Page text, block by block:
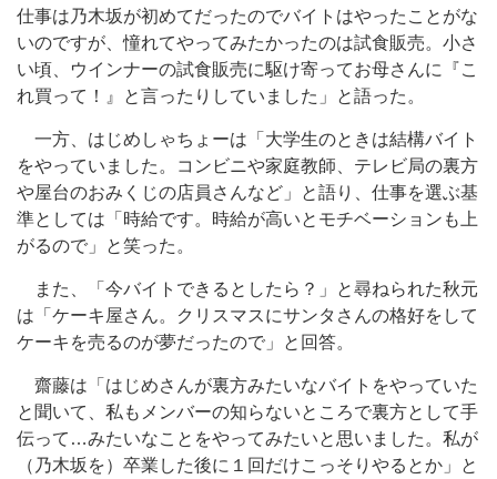
仕事は乃木坂が初めてだったのでバイトはやったことがな
いのですが、憧れてやってみたかったのは試食販売。小さ
い頃、ウインナーの試食販売に駆け寄ってお母さんに『こ
れ買って！』と言ったりしていました」と語った。
一方、はじめしゃちょーは「大学生のときは結構バイト
をやっていました。コンビニや家庭教師、テレビ局の裏方
や屋台のおみくじの店員さんなど」と語り、仕事を選ぶ基
準としては「時給です。時給が高いとモチベーションも上
がるので」と笑った。
また、「今バイトできるとしたら？」と尋ねられた秋元
は「ケーキ屋さん。クリスマスにサンタさんの格好をして
ケーキを売るのが夢だったので」と回答。
齋藤は「はじめさんが裏方みたいなバイトをやっていた
と聞いて、私もメンバーの知らないところで裏方として手
伝って…みたいなことをやってみたいと思いました。私が
（乃木坂を）卒業した後に１回だけこっそりやるとか」と